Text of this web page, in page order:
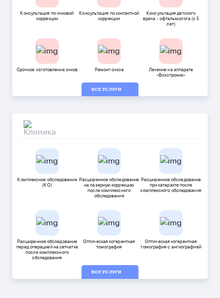
Консультация по очковой
коррекции
Консультация по контактной
коррекции
Консультация детского
врача - офтальмолога (с 5
лет)
Срочное изготовление очков Ремонт очков
Лечение на аппарате
«Визотроник»
ВСЕ УСЛУГИ
Комплексное обследование
(КО)
Расширенное обследование
на лазерную коррекцию
после комплексного
обследования
Расширенное обследование
при катаракте после
комплексного обследования
Расширенное обследование
перед операцией на сетчатке
после комплексного
обследования
Оптическая когерентная
томография
Оптическая когерентная
томография с ангиографией
ВСЕ УСЛУГИ